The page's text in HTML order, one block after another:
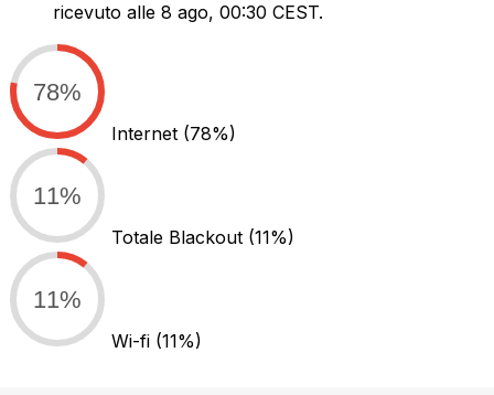
ricevuto alle 8 ago, 00:30 CEST.
78%
Internet (78%)
11%
Totale Blackout (11%)
11%
Wi-fi (11%)